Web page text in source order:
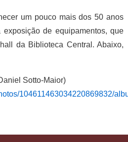
um pouco mais dos 50 anos
de equipamentos, que
da Biblioteca Central. Abaixo,
Sotto-Maior)
104611463034220869832/